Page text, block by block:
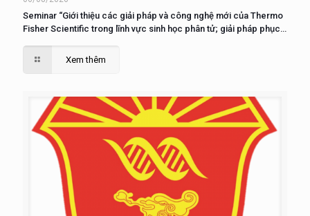
Seminar “Giới thiệu các giải pháp và công nghệ mới của Thermo
Fisher Scientific trong lĩnh vực sinh học phân tử; giải pháp phục
Xem thêm